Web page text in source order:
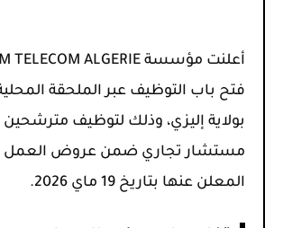
أعلنت مؤسسة TELECOM ALGERIE
فتح باب التوظيف عبر الملحقة
بولاية إليزي، وذلك لتوظيف
مستشار تجاري ضمن عروض العمل
المعلن عنها بتاريخ 19 ماي 2026.